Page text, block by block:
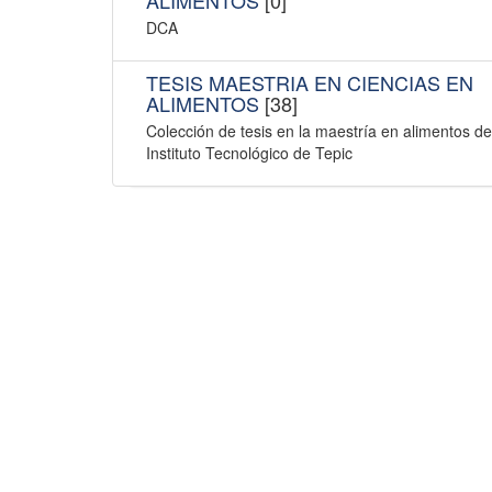
DCA
TESIS MAESTRIA EN CIENCIAS EN
ALIMENTOS [38]
Colección de tesis en la maestría en alimentos
Instituto Tecnológico de Tepic